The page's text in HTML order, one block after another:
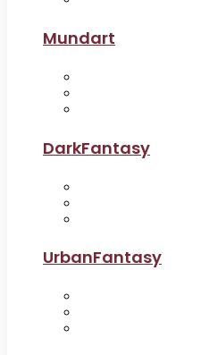
Mundart
DarkFantasy
UrbanFantasy